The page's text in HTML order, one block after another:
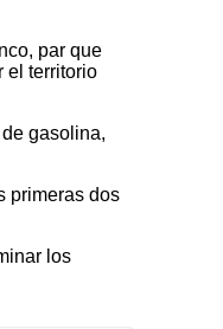
par que
el territorio
gasolina,
primeras dos
los